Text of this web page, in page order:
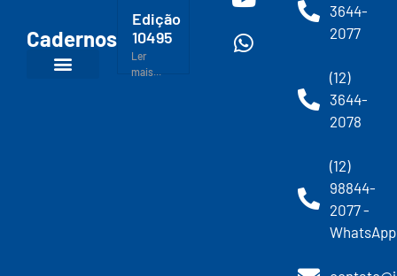
Cadernos
Edição
10495
Ler
mais...
3644-
2077
(12)
3644-
2078
(12)
98844-
2077 -
WhatsApp